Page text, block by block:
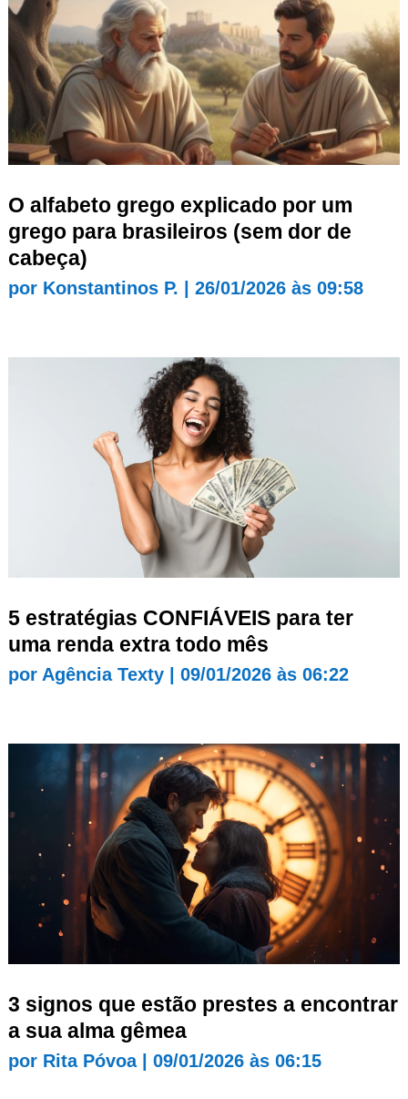
O alfabeto grego explicado por um
grego para brasileiros (sem dor de
cabeça)
por Konstantinos P. 26/01/2026 às 09:58
5 estratégias CONFIÁVEIS para ter
uma renda extra todo mês
por Agência Texty| 09/01/2026 às 06:22
3 signos que estão prestes a encontrar
a sua alma gêmea
por Rita Póvoa| 09/01/2026 às 06:15